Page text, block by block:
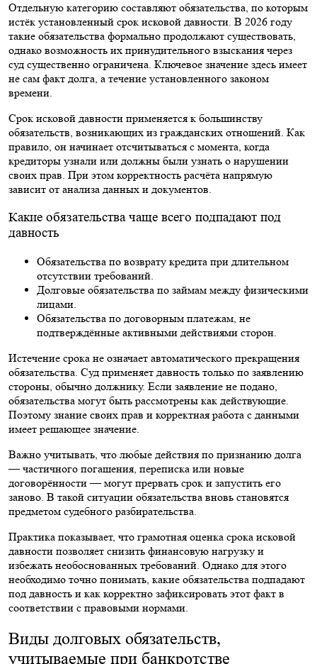
Отдельную категорию составляют обязательства, по которым
истёк установленный срок исковой давности. В 2026 году
такие обязательства формально продолжают существовать,
однако возможность их принудительного взыскания через
суд существенно ограничена. Ключевое значение здесь имеет
не сам факт долга, а течение установленного законом
времени.
Срок исковой давности применяется к большинству
обязательств, возникающих из гражданских отношений. Как
правило, он начинает отсчитываться с момента, когда
кредиторы узнали или должны были узнать о нарушении
своих прав. При этом корректность расчёта напрямую
зависит от анализа данных и документов.
Какие обязательства чаще всего подпадают под
давность
Обязательства по возврату кредита при длительном
отсутствии требований.
Долговые обязательства по займам между физическими
лицами.
Обязательства по договорным платежам, не
подтверждённые активными действиями сторон.
Истечение срока не означает автоматического прекращения
обязательства. Суд применяет давность только по заявлению
стороны, обычно должнику. Если заявление не подано,
обязательства могут быть рассмотрены как действующие.
Поэтому знание своих прав и корректная работа с данными
имеет решающее значение.
Важно учитывать, что любые действия по признанию долга
— частичного погашения, переписка или новые
договорённости — могут прервать срок и запустить его
заново. В такой ситуации обязательства вновь становятся
предметом судебного разбирательства.
Практика показывает, что грамотная оценка срока исковой
давности позволяет снизить финансовую нагрузку и
избежать необоснованных требований. Однако для этого
необходимо точно понимать, какие обязательства подпадают
под давность и как корректно зафиксировать этот факт в
соответствии с правовыми нормами.
Виды долговых обязательств,
учитываемые при банкротстве